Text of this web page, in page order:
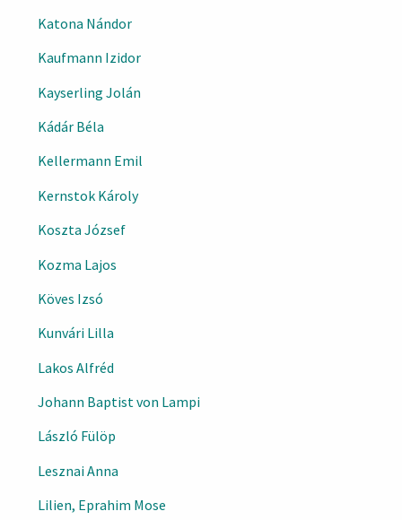
Katona Nándor
Kaufmann Izidor
Kayserling Jolán
Kádár Béla
Kellermann Emil
Kernstok Károly
Koszta József
Kozma Lajos
Köves Izsó
Kunvári Lilla
Lakos Alfréd
Johann Baptist von Lampi
László Fülöp
Lesznai Anna
Lilien, Eprahim Mose